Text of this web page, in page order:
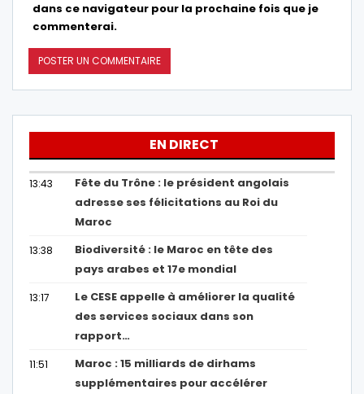
dans ce navigateur pour la prochaine fois que je
commenterai.
EN DIRECT
13:43
Fête du Trône : le président angolais
adresse ses félicitations au Roi du
Maroc
13:38
Biodiversité : le Maroc en tête des
pays arabes et 17e mondial
13:17
Le CESE appelle à améliorer la qualité
des services sociaux dans son
rapport…
11:51
Maroc : 15 milliards de dirhams
supplémentaires pour accélérer